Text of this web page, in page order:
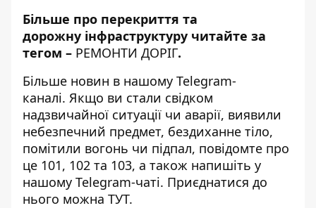
Більше про перекриття та
дорожну інфраструктуру читайте за
тегом – РЕМОНТИ ДОРІГ.
Більше новин в нашому Telegram-
каналі. Якщо ви стали свідком
надзвичайної ситуації чи аварії, виявили
небезпечний предмет, бездиханне тіло,
помітили вогонь чи підпал, повідомте про
це 101, 102 та 103, а також напишіть у
нашому Telegram-чаті. Приєднатися до
нього можна ТУТ.